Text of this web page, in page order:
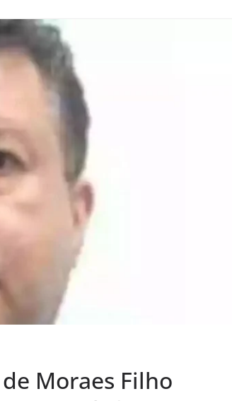
Moraes Filho